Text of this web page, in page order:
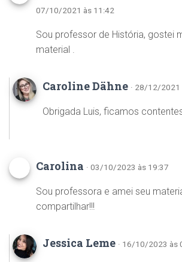
07/10/2021 às 11:42
Sou professor de História, gostei
material .
Caroline Dähne · 28/12/2021
Obrigada Luis, ficamos
Carolina · 03/10/2023 às 19:37
Sou professora e amei seu
compartilhar!!!
Jessica Leme · 16/10/2023 às